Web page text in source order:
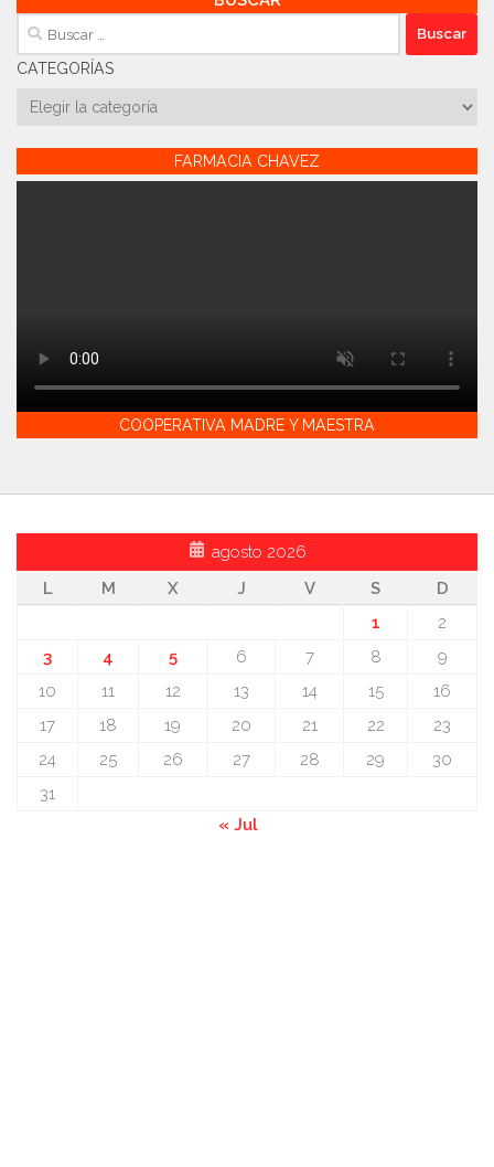
Buscar:
CATEGORÍAS
Categorías
FARMACIA CHAVEZ
COOPERATIVA MADRE Y MAESTRA
agosto 2026
L
M X J V S
D
1
2
3
4 5 6 7 8
9
10
11 12 13 14 15
16
17
18 19 20 21 22
23
24
25 26 27 28 29
30
31
« Jul